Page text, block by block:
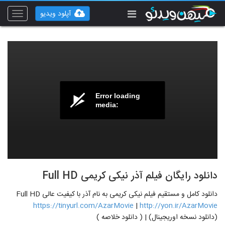
Toggle
آپلود ویدیو
Error loading
media:
دانلود رایگان فیلم آذر نیکی کریمی Full HD
دانلود کامل و مستقیم فیلم نیکی کریمی به نام آذر با کیفیت عالی Full HD
https://tinyurl.com/AzarMovie | http://yon.ir/AzarMovie
(دانلود نسخه اوریجینال) | ( دانلود خلاصه )